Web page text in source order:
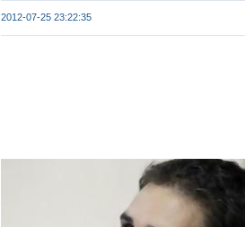
2012-07-25 23:22:35